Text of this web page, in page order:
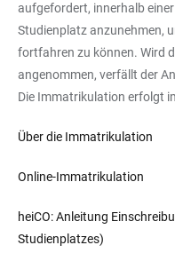
aufgefordert, innerhalb
Studienplatz anzunehmen,
fortfahren zu können. Wird
angenommen, verfällt der
Die Immatrikulation erfolgt
Über die Immatrikulation
Online-Immatrikulation
heiCO: Anleitung
Studienplatzes)